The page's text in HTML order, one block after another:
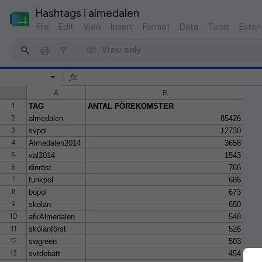
Hashtags i almedalen
File Edit View Insert Format Data Tools
View only
A
B
1
TAG
ANTAL FÖREKOMSTER
2
almedalen
85426
3
svpol
12730
4
Almedalen2014
3658
5
val2014
1543
6
dinröst
766
7
funkpol
686
8
bopol
673
9
skolan
650
10
afkAlmedalen
548
11
skolanförst
526
12
swgreen
503
13
svtdebatt
454